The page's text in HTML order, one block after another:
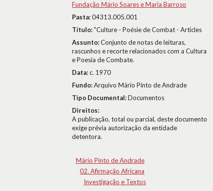
Fundação Mário Soares e Maria Barroso
Pasta:04313.005.001
Título:"Culture - Poésie de Combat - Articles
Assunto:Conjunto de notas de leituras,
rascunhos e recorte relacionados com a Cultura
e Poesia de Combate.
Data:c. 1970
Fundo:Arquivo Mário Pinto de Andrade
Tipo Documental:Documentos
Direitos:
A publicação, total ou parcial, deste documento
exige prévia autorização da entidade
detentora.
Mário Pinto de Andrade
02. Afirmação Africana
Investigação e Textos